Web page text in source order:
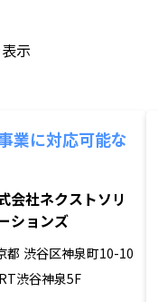
示
業に対応可能な
会社ネクストソリ
ションズ
都 渋谷区神泉町10-10
渋谷神泉5F